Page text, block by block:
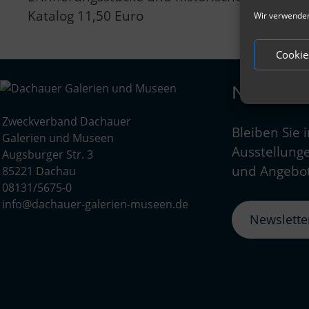
Wir
Katalog 11,50 Euro
Zweckverband Dachauer
Galerien und Museen
Augsburger Str. 3
85221 Dachau
08131/5675-0
info@dachauer-galerien-museen.de
Newsletter
Bleiben
und